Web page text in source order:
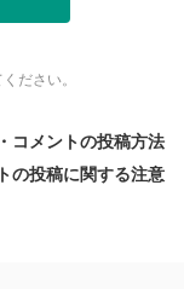
ださい。
コメントの投稿方法
の投稿に関する注意